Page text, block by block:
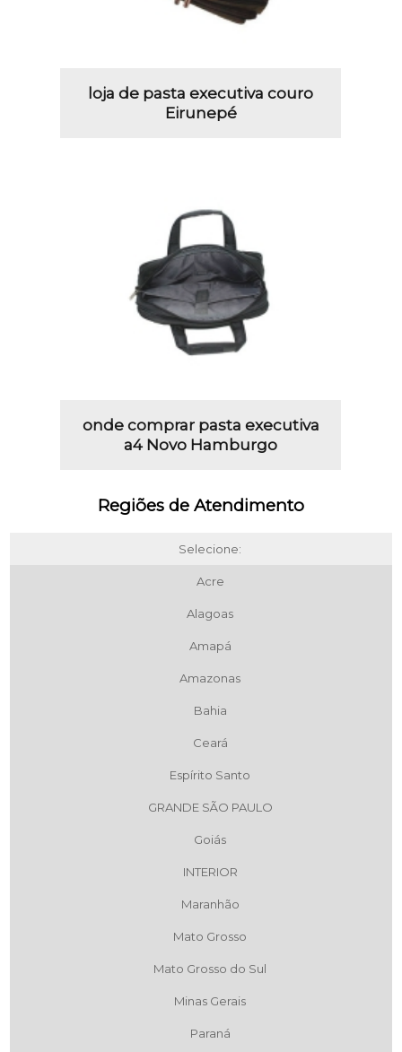
loja de pasta executiva couro
Eirunepé
onde comprar pasta executiva
a4 Novo Hamburgo
Regiões de Atendimento
Selecione:
Acre
Alagoas
Amapá
Amazonas
Bahia
Ceará
Espírito Santo
GRANDE SÃO PAULO
Goiás
INTERIOR
Maranhão
Mato Grosso
Mato Grosso do Sul
Minas Gerais
Paraná